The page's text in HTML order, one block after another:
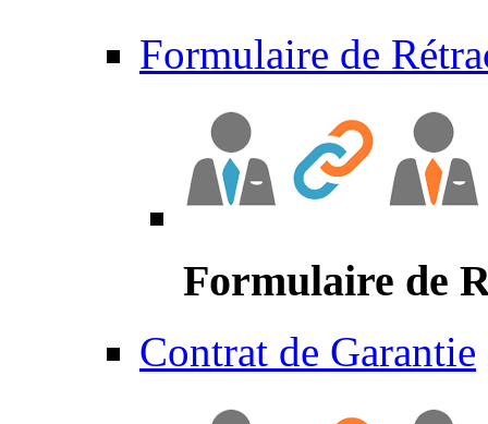
Formulaire de
Formulaire de
Contrat de Garantie